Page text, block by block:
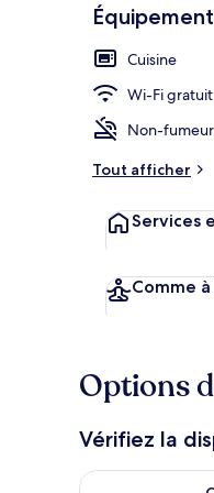
Cuisine
Wi-Fi gratuit
Non-
Tout afficher
Services
Comme
Options
Vérifiez la
Vérifier la